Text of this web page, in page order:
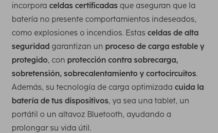
incorpora celdas certificadas que aseguran que la
batería no presente comportamientos indeseados,
como explosiones o incendios. Estas celdas de alta
seguridad garantizan un proceso de carga estable y
protegido, con protección contra sobrecarga,
sobretensión, sobrecalentamiento y cortocircuitos.
Además, su tecnología de carga optimizada cuida la
batería de tus dispositivos, ya sea una tablet, un
portátil o un altavoz Bluetooth, ayudando a
prolongar su vida útil.